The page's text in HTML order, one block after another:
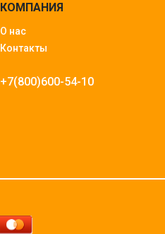
КОМПАНИЯ
О нас
Контакты
+7(800)600-54-10